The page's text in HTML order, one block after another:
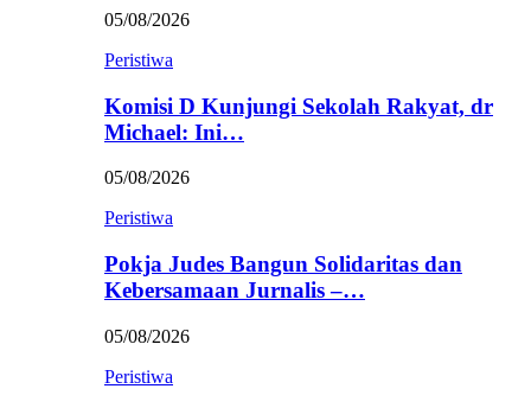
05/08/2026
Peristiwa
Komisi D Kunjungi Sekolah Rakyat, dr
Michael: Ini…
05/08/2026
Peristiwa
Pokja Judes Bangun Solidaritas dan
Kebersamaan Jurnalis –…
05/08/2026
Peristiwa